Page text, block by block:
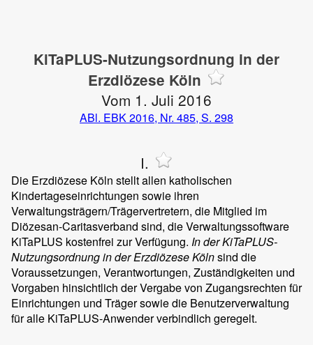
KiTaPLUS-Nutzungsordnung in der
Erzdiözese Köln
Vom 1. Juli 2016
ABl. EBK 2016, Nr. 485, S. 298
I.
Die Erzdiözese Köln stellt allen katholischen
Kindertageseinrichtungen sowie ihren
Verwaltungsträgern/Trägervertretern, die Mitglied im
Diözesan-Caritasverband sind, die Verwaltungssoftware
KiTaPLUS kostenfrei zur Verfügung. In der KiTaPLUS-
Nutzungsordnung in der Erzdiözese Kölnsind die
Voraussetzungen, Verantwortungen, Zuständigkeiten und
Vorgaben hinsichtlich der Vergabe von Zugangsrechten für
Einrichtungen und Träger sowie die Benutzerverwaltung
für alle KiTaPLUS-Anwender verbindlich geregelt.